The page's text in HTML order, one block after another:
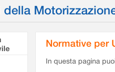
Normative per
In questa pagina